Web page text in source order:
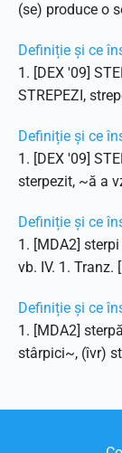
(se) produce o
Definiție și ce
1. [DEX '09]
STREPEZI,
Definiție și ce
1. [DEX '09]
sterpezit, ~ă a
Definiție și ce
1. [MDA2]
vb. IV. 1. Tranz.
Definiție și ce
1. [MDA2]
stârpici~, (îvr)